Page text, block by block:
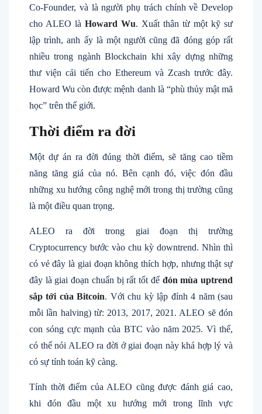
Co-Founder, và là người phụ trách chính về Develop
cho ALEO là Howard Wu. Xuất thân từ một kỹ sư
lập trình, anh ấy là một người cũng đã đóng góp rất
nhiều trong ngành Blockchain khi xây dựng những
thư viện cải tiến cho Ethereum và Zcash trước đây.
Howard Wu còn được mệnh danh là “phù thủy mật mã
học” trên thế giới.
Thời điểm ra đời
Một dự án ra đời đúng thời điểm, sẽ tăng cao tiềm
năng tăng giá của nó. Bên cạnh đó, việc đón đầu
những xu hướng công nghệ mới trong thị trường cũng
là một điều quan trọng.
ALEO ra đời trong giai đoạn thị trường
Cryptocurrency bước vào chu kỳ downtrend. Nhìn thì
có vẻ đây là giai đoạn không thích hợp, nhưng thật sự
đây là giai đoạn chuẩn bị rất tốt để đón mùa uptrend
sắp tới của Bitcoin. Với chu kỳ lập đỉnh 4 năm (sau
mỗi lần halving) từ: 2013, 2017, 2021. ALEO sẽ đón
con sóng cực mạnh của BTC vào năm 2025. Vì thế,
có thể nói ALEO ra đời ở giai đoạn này khá hợp lý và
có sự tính toán kỹ càng.
Tính thời điểm của ALEO cũng được đánh giá cao,
khi đón đầu một xu hướng mới trong lĩnh vực